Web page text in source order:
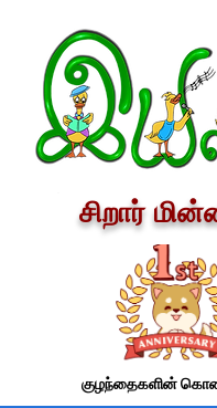
சிறார்
குழந்தைகளின்